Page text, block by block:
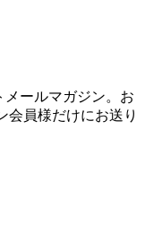
メールマガジン。お
会員様だけにお送り